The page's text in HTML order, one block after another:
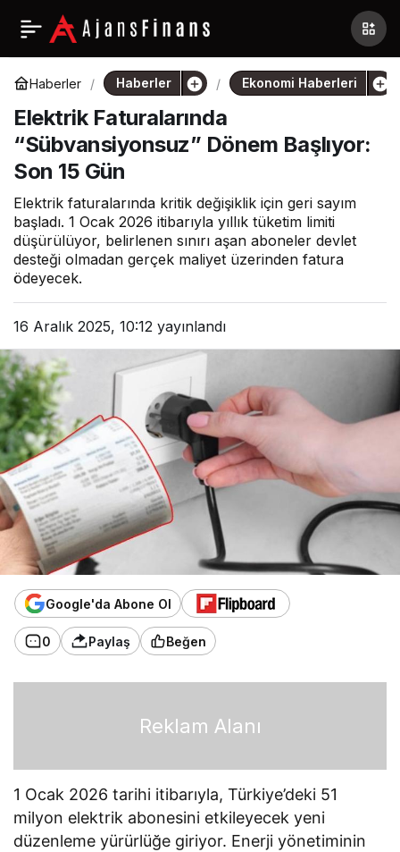
Haberler Haberler Ekonomi Haberleri
Elektrik Faturalarında
“Sübvansiyonsuz” Dönem Başlıyor:
Son 15 Gün
Elektrik faturalarında kritik değişiklik için geri sayım
başladı. 1 Ocak 2026 itibarıyla yıllık tüketim limiti
düşürülüyor, belirlenen sınırı aşan aboneler devlet
desteği olmadan gerçek maliyet üzerinden fatura
ödeyecek.
16 Aralık 2025, 10:12 yayınlandı
Google'da Abone Ol
0 Paylaş Beğen
Reklam Alanı
1 Ocak 2026 tarihi itibarıyla, Türkiye’deki 51
milyon elektrik abonesini etkileyecek yeni
düzenleme yürürlüğe giriyor. Enerji yönetiminin